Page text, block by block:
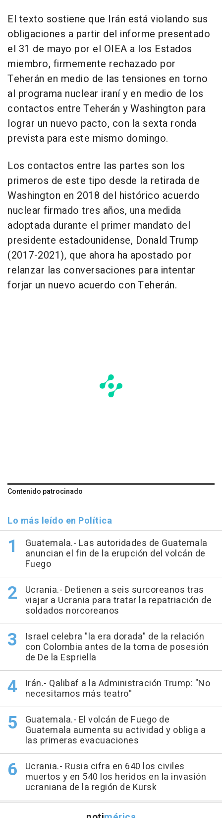
El texto sostiene que Irán está violando sus
obligaciones a partir del informe presentado
el 31 de mayo por el OIEA a los Estados
miembro, firmemente rechazado por
Teherán en medio de las tensiones en torno
al programa nuclear iraní y en medio de los
contactos entre Teherán y Washington para
lograr un nuevo pacto, con la sexta ronda
prevista para este mismo domingo.
Los contactos entre las partes son los
primeros de este tipo desde la retirada de
Washington en 2018 del histórico acuerdo
nuclear firmado tres años, una medida
adoptada durante el primer mandato del
presidente estadounidense, Donald Trump
(2017-2021), que ahora ha apostado por
relanzar las conversaciones para intentar
forjar un nuevo acuerdo con Teherán.
Contenido patrocinado
Lo más leído en Política
Guatemala.- Las autoridades de Guatemala
anuncian el fin de la erupción del volcán de
Fuego
Ucrania.- Detienen a seis surcoreanos tras
viajar a Ucrania para tratar la repatriación de
soldados norcoreanos
Israel celebra "la era dorada" de la relación
con Colombia antes de la toma de posesión
de De la Espriella
Irán.- Qalibaf a la Administración Trump: "No
necesitamos más teatro"
Guatemala.- El volcán de Fuego de
Guatemala aumenta su actividad y obliga a
las primeras evacuaciones
Ucrania.- Rusia cifra en 640 los civiles
muertos y en 540 los heridos en la invasión
ucraniana de la región de Kursk